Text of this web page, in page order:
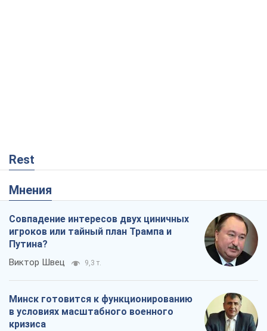
Rest
Мнения
Совпадение интересов двух циничных
игроков или тайный план Трампа и
Путина?
Виктор Швец 9,3 т.
Минск готовится к функционированию
в условиях масштабного военного
кризиса